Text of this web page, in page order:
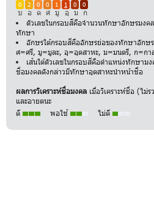
0 2 0 0 1 1 0 0
บ อ ด ศ มู อุ ม ก
ตัวเลขในกรอบสีคือจำนวนทักษาอักษรมงค
ทักษา
อักษรใต้กรอบสีคืออักษรย่อของทักษาอักษ
ศ=ศรี, มู=มูละ, อุ=อุตสาหะ, ม=มนตรี, ก=ก
เส้นใต้ตัวเลขในกรอบสีคือตำแหน่งทักษา
ชื่อมงคลดังกล่าวมีทักษาอุตสาหะนำหน้าชื่อ
ผลการวิเคราะห์ชื่อมงคล เมื่อวิเคราะห์ชื่อ (ไม่
และอายตนะ
ดี
พอใช้ ไม่ดี